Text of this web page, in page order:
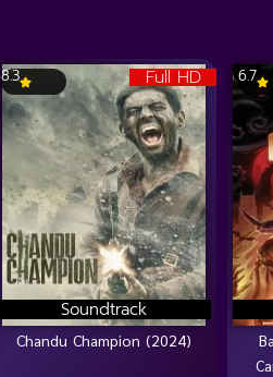
Full HD
Soundtrack
8.3
Chandu Champion (2024)
6.7